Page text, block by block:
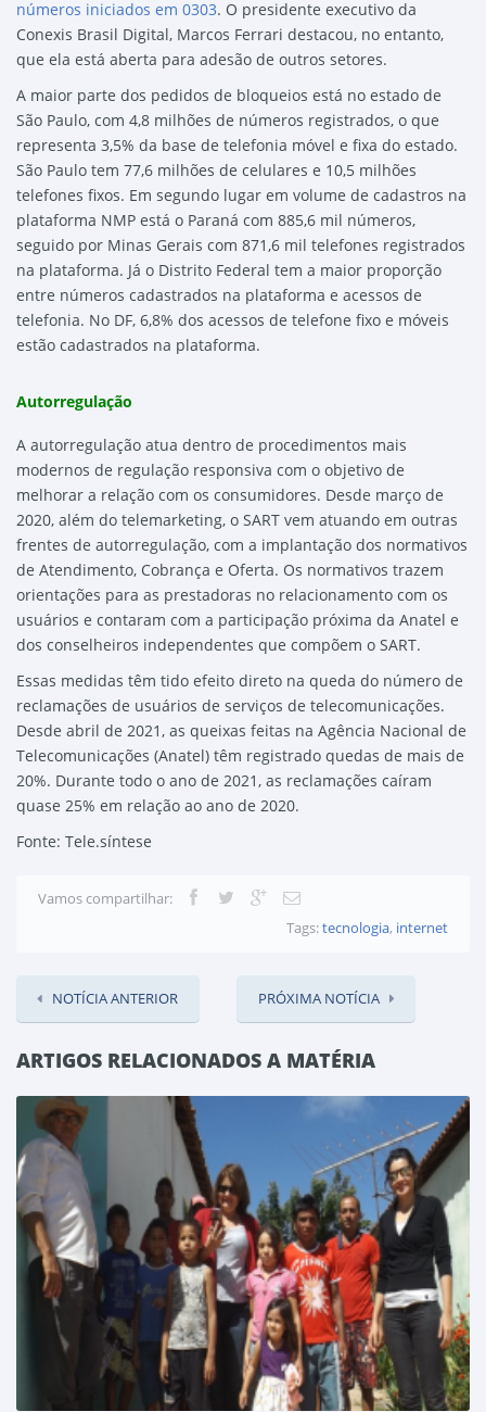
números iniciados em 0303. O presidente executivo da
Conexis Brasil Digital, Marcos Ferrari destacou, no entanto,
que ela está aberta para adesão de outros setores.
A maior parte dos pedidos de bloqueios está no estado de
São Paulo, com 4,8 milhões de números registrados, o que
representa 3,5% da base de telefonia móvel e fixa do estado.
São Paulo tem 77,6 milhões de celulares e 10,5 milhões
telefones fixos. Em segundo lugar em volume de cadastros na
plataforma NMP está o Paraná com 885,6 mil números,
seguido por Minas Gerais com 871,6 mil telefones registrados
na plataforma. Já o Distrito Federal tem a maior proporção
entre números cadastrados na plataforma e acessos de
telefonia. No DF, 6,8% dos acessos de telefone fixo e móveis
estão cadastrados na plataforma.
Autorregulação
A autorregulação atua dentro de procedimentos mais
modernos de regulação responsiva com o objetivo de
melhorar a relação com os consumidores. Desde março de
2020, além do telemarketing, o SART vem atuando em outras
frentes de autorregulação, com a implantação dos normativos
de Atendimento, Cobrança e Oferta. Os normativos trazem
orientações para as prestadoras no relacionamento com os
usuários e contaram com a participação próxima da Anatel e
dos conselheiros independentes que compõem o SART.
Essas medidas têm tido efeito direto na queda do número de
reclamações de usuários de serviços de telecomunicações.
Desde abril de 2021, as queixas feitas na Agência Nacional de
Telecomunicações (Anatel) têm registrado quedas de mais de
20%. Durante todo o ano de 2021, as reclamações caíram
quase 25% em relação ao ano de 2020.
Fonte: Tele.síntese
Vamos compartilhar:
Tags:tecnologia, internet
NOTÍCIA ANTERIOR PRÓXIMA NOTÍCIA
ARTIGOS RELACIONADOS A MATÉRIA